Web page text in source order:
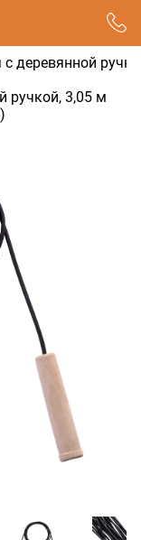
с деревянной
ручкой, 3,05 м